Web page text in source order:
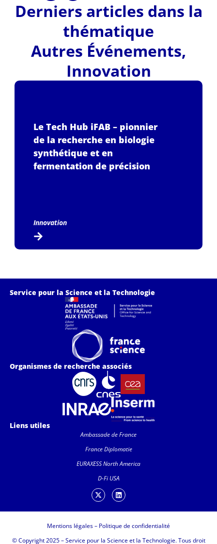
Derniers articles dans la
thématique
Autres Événements,
Innovation
Le Tech Hub iFAB – pionnier
de la recherche en biologie
synthétique et en
fermentation de précision
Innovation
Service pour la Science et la Technologie
Organismes de recherche associés
Liens utiles
Ambassade de France
France Diplomatie
EURAXESS North America
D-Fi USA
Mentions légales– Politique de confidentialité
© Copyright 2025 – Service pour la Science et la Technologie. Tous droit